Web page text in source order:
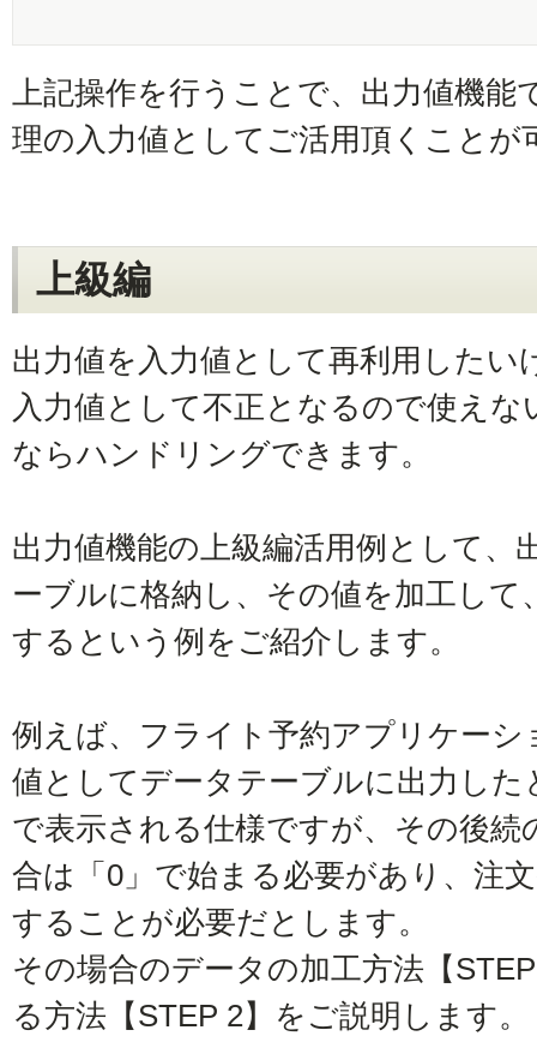
上記操作を行うことで、出力値機能
理の入力値としてご活用頂くことが
上級編
出力値を入力値として再利用した
入力値として不正となるので使え
ならハンドリングできます。
出力値機能の上級編活用例として、
ーブルに格納し、その値を加工して
するという例をご紹介します。
例えば、フライト予約アプリケーシ
値としてデータテーブルに出力し
で表示される仕様ですが、その後続
合は「0」で始まる必要があり、注
することが必要だとします。
その場合のデータの加工方法【
る方法【STEP 2】をご説明します。